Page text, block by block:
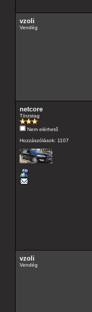
vzoli
Vendég
netcore
Törzstag
Nem elérhető
Hozzászólások: 1107
vzoli
Vendég